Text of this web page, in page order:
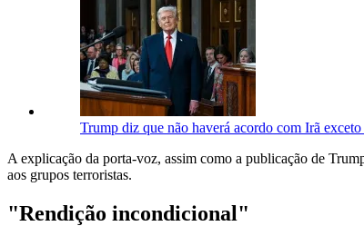
Trump diz que não haverá acordo com Irã
A explicação da porta-voz, assim como a publicação de
aos grupos terroristas.
"Rendição incondicional"